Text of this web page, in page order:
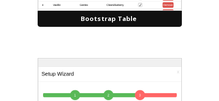
Bootstrap Table